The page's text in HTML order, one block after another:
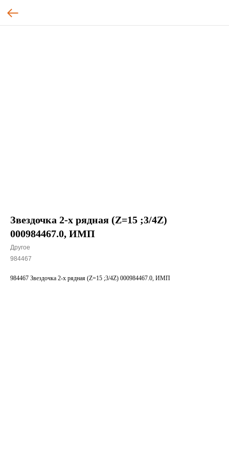
Звездочка 2-х рядная (Z=15 ;3/4Z)
000984467.0, ИМП
Другое
984467
984467 Звездочка 2-х рядная (Z=15 ;3/4Z) 000984467.0, ИМП